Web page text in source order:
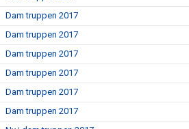
Dam truppen 2017
Dam truppen 2017
Dam truppen 2017
Dam truppen 2017
Dam truppen 2017
Dam truppen 2017